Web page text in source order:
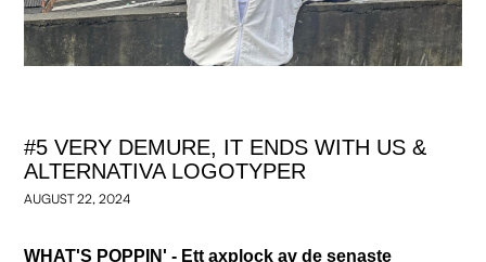
#5 VERY DEMURE, IT ENDS WITH US &
ALTERNATIVA LOGOTYPER
AUGUST 22, 2024
WHAT'S POPPIN' - Ett axplock av de senaste